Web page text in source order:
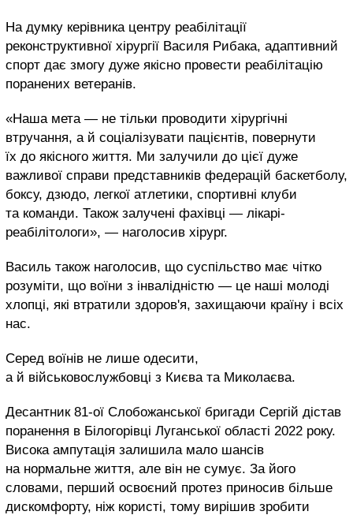
На думку керівника центру реабілітації
реконструктивної хірургії Василя Рибака, адаптивний
спорт дає змогу дуже якісно провести реабілітацію
поранених ветеранів.
«Наша мета — не тільки проводити хірургічні
втручання, а й соціалізувати пацієнтів, повернути
їх до якісного життя. Ми залучили до цієї дуже
важливої справи представників федерацій баскетболу,
боксу, дзюдо, легкої атлетики, спортивні клуби
та команди. Також залучені фахівці — лікарі-
реабілітологи», — наголосив хірург.
Василь також наголосив, що суспільство має чітко
розуміти, що воїни з інвалідністю — це наші молоді
хлопці, які втратили здоров'я, захищаючи країну і всіх
нас.
Серед воїнів не лише одесити,
а й військовослужбовці з Києва та Миколаєва.
Десантник 81-ої Слобожанської бригади Сергій дістав
поранення в Білогорівці Луганської області 2022 року.
Висока ампутація залишила мало шансів
на нормальне життя, але він не сумує. За його
словами, перший освоєний протез приносив більше
дискомфорту, ніж користі, тому вирішив зробити